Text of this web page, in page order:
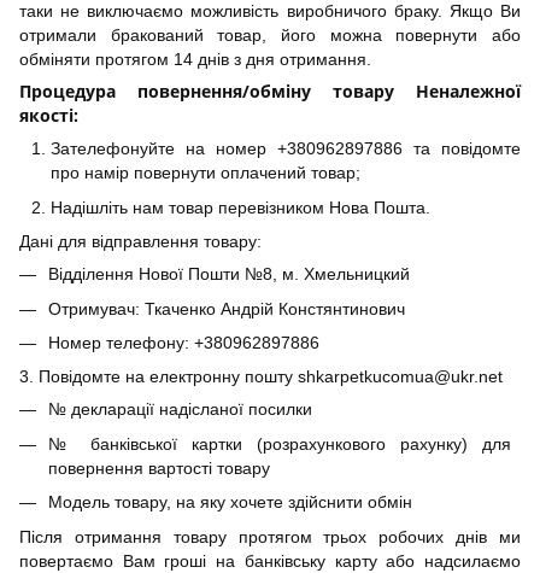
таки не виключаємо можливість виробничого браку. Якщо Ви
отримали бракований товар, його можна повернути або
обміняти протягом 14 днів з дня отримання.
Процедура повернення/обміну товару Неналежної
якості:
Зателефонуйте на номер +380962897886 та повідомте
про намір повернути оплачений товар;
Надішліть нам товар перевізником Нова Пошта.
Дані для відправлення товару:
Відділення Нової Пошти №8, м. Хмельницкий
Отримувач: Ткаченко Андрій Констянтинович
Номер телефону: +380962897886
3. Повідомте на електронну пошту shkarpetkucomua@ukr.net
№ декларації надісланої посилки
№ банківської картки (розрахункового рахунку) для
повернення вартості товару
Модель товару, на яку хочете здійснити обмін
Після отримання товару протягом трьох робочих днів ми
повертаємо Вам гроші на банківську карту або надсилаємо